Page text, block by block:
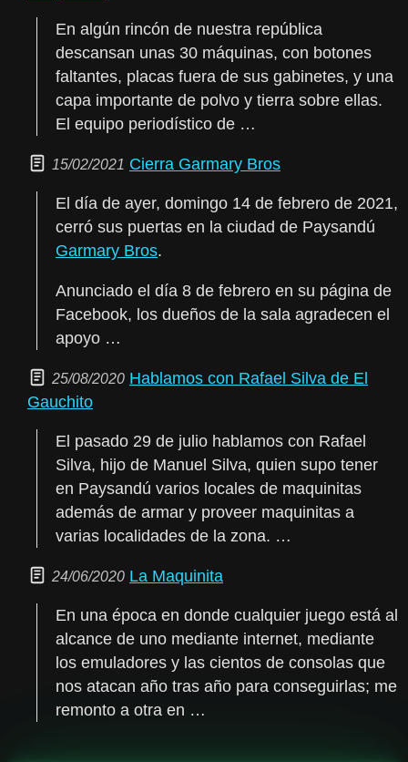
En algún rincón de nuestra república
descansan unas 30 máquinas, con botones
faltantes, placas fuera de sus gabinetes, y una
capa importante de polvo y tierra sobre ellas.
El equipo periodístico de …
15/02/2021 Cierra Garmary Bros
El día de ayer, domingo 14 de febrero de 2021,
cerró sus puertas en la ciudad de Paysandú
Garmary Bros.
Anunciado el día 8 de febrero en su página de
Facebook, los dueños de la sala agradecen el
apoyo …
25/08/2020 Hablamos con Rafael Silva de El
Gauchito
El pasado 29 de julio hablamos con Rafael
Silva, hijo de Manuel Silva, quien supo tener
en Paysandú varios locales de maquinitas
además de armar y proveer maquinitas a
varias localidades de la zona. …
24/06/2020 La Maquinita
En una época en donde cualquier juego está al
alcance de uno mediante internet, mediante
los emuladores y las cientos de consolas que
nos atacan año tras año para conseguirlas; me
remonto a otra en …